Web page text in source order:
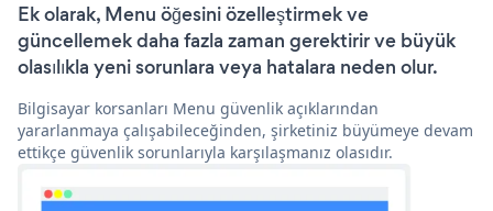
Ek olarak, Menu öğesini özelleştirmek ve
güncellemek daha fazla zaman gerektirir ve büyük
olasılıkla yeni sorunlara veya hatalara neden olur.
Bilgisayar korsanları Menu güvenlik açıklarından
yararlanmaya çalışabileceğinden, şirketiniz büyümeye devam
ettikçe güvenlik sorunlarıyla karşılaşmanız olasıdır.